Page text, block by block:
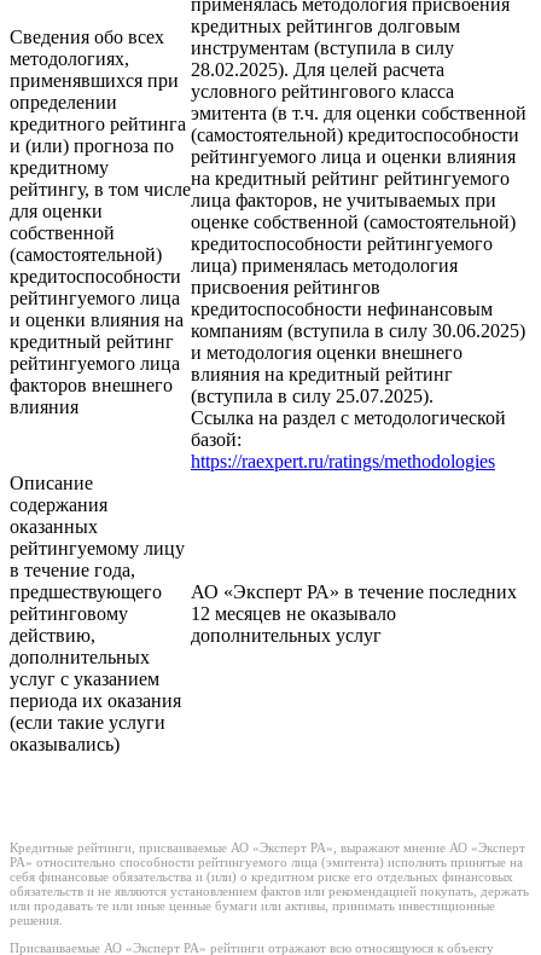
Сведения обо всех
методологиях,
применявшихся при
определении
кредитного рейтинга
и (или) прогноза по
кредитному
рейтингу, в том числе
для оценки
собственной
(самостоятельной)
кредитоспособности
рейтингуемого лица
и оценки влияния на
кредитный рейтинг
рейтингуемого лица
факторов внешнего
влияния
применялась методология присвоения
кредитных рейтингов долговым
инструментам (вступила в силу
28.02.2025). Для целей расчета
условного рейтингового класса
эмитента (в т.ч. для оценки собственной
(самостоятельной) кредитоспособности
рейтингуемого лица и оценки влияния
на кредитный рейтинг рейтингуемого
лица факторов, не учитываемых при
оценке собственной (самостоятельной)
кредитоспособности рейтингуемого
лица) применялась методология
присвоения рейтингов
кредитоспособности нефинансовым
компаниям (вступила в силу 30.06.2025)
и методология оценки внешнего
влияния на кредитный рейтинг
(вступила в силу 25.07.2025).
Ссылка на раздел с методологической
базой:
https://raexpert.ru/ratings/methodologies
Описание
содержания
оказанных
рейтингуемому лицу
в течение года,
предшествующего
рейтинговому
действию,
дополнительных
услуг с указанием
периода их оказания
(если такие услуги
оказывались)
АО «Эксперт РА» в течение последних
12 месяцев не оказывало
дополнительных услуг
Кредитные рейтинги, присваиваемые АО «Эксперт РА», выражают мнение АО «Эксперт
РА» относительно способности рейтингуемого лица (эмитента) исполнять принятые на
себя финансовые обязательства и (или) о кредитном риске его отдельных финансовых
обязательств и не являются установлением фактов или рекомендацией покупать, держать
или продавать те или иные ценные бумаги или активы, принимать инвестиционные
решения.
Присваиваемые АО «Эксперт РА» рейтинги отражают всю относящуюся к объекту